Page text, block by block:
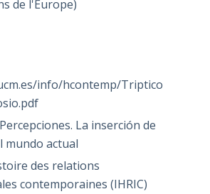
de l'Europe)
info/hcontemp/Triptico
La inserción de
mundo actual
des relations
contemporaines (IHRIC)